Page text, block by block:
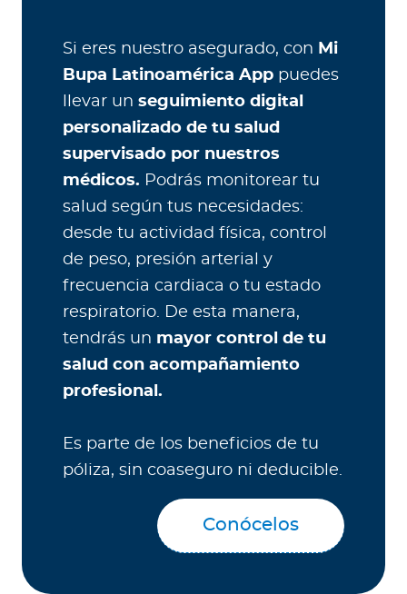
Si eres nuestro asegurado, con Mi
Bupa Latinoamérica App puedes
llevar un seguimiento digital
personalizado de tu salud
supervisado por nuestros
médicos. Podrás monitorear tu
salud según tus necesidades:
desde tu actividad física, control
de peso, presión arterial y
frecuencia cardiaca o tu estado
respiratorio. De esta manera,
tendrás un mayor control de tu
salud con acompañamiento
profesional.
Es parte de los beneficios de tu
póliza, sin coaseguro ni deducible.
Conócelos